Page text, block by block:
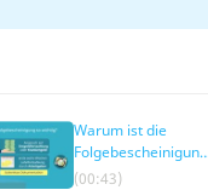
Warum ist die
Folgebescheinigung
so wichtig?
(00:43)